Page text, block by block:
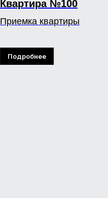
Квартира №100
Приемка квартиры
Подробнее